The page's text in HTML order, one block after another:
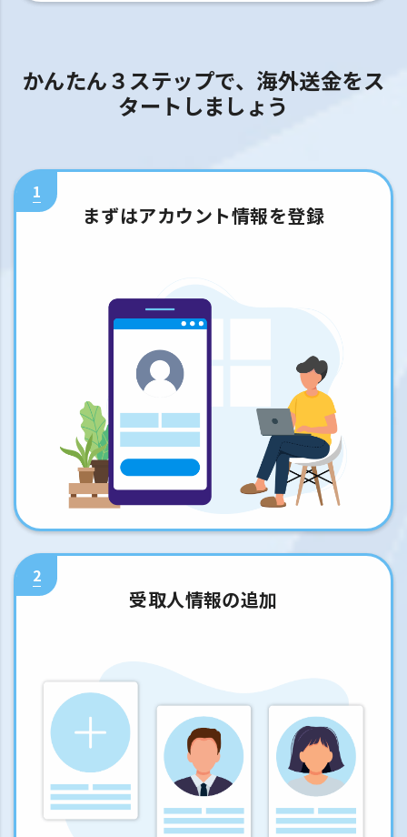
かんたん３ステップで、海外送金をス
タートしましょう
1
まずはアカウント情報を登録
2
受取人情報の追加